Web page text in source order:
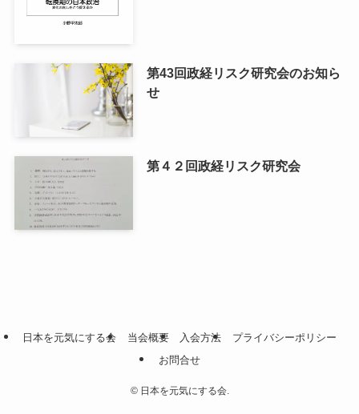
第43回政経リスク研究会のお知ら
せ
第４２回政経リスク研究会
日本を元気にする会 当会概要 入会方法
プライバシーポリシー
お問合せ
©日本を元気にする会.